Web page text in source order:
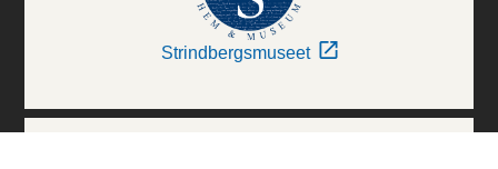
Strindbergsmuseet